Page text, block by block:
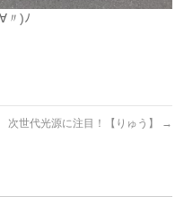
〃)ﾉ
次世代光源に注目！【りゅう】 →